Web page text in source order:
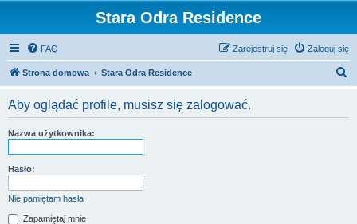
Stara Odra Residence
FAQ Zaloguj się
Zarejestruj się
Strona domowa Stara Odra Residence
Aby oglądać profile, musisz się zalogować.
Nazwa użytkownika:
Hasło:
Nie pamiętam hasła
Zapamiętaj mnie